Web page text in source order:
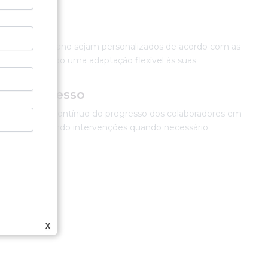
do plano sejam personalizados de acordo com as
possibilitando uma adaptação flexível às suas
progresso
contínuo do progresso dos colaboradores em
plano, facilitando intervenções quando necessário
X